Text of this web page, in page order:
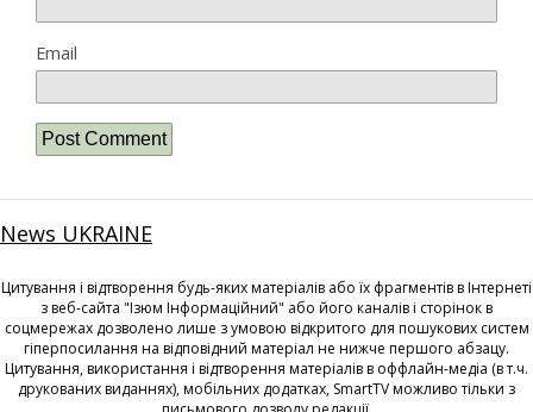
Email
News UKRAINE
Цитування і відтворення будь-яких матеріалів або їх фрагментів в Інтернеті
з веб-сайта "Ізюм Інформаційний" або його каналів і сторінок в
соцмережах дозволено лише з умовою відкритого для пошукових систем
гіперпосилання на відповідний матеріал не нижче першого абзацу.
Цитування, використання і відтворення матеріалів в оффлайн-медіа (в т.ч.
друкованих виданнях), мобільних додатках, SmartTV можливо тільки з